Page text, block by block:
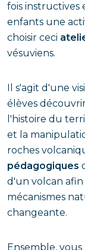
fois instructives
enfants une
choisir ceci
vésuviens.
Il s'agit d'une
élèves
l'histoire du
et la
roches
pédagogiques
d'un volcan
mécanismes
changeante.
Ensemble,